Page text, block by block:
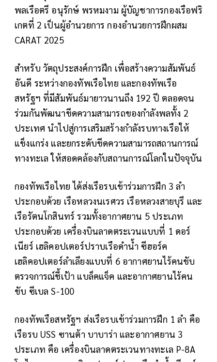
พลเรือตรี อนุรักษ์ พรหมงาม ผู้บัญชาการกองเรือฟริ
เกตที่ 2 เป็นผู้อำนวยการ กองอำนวยการฝึกผสม
CARAT 2025
สำหรับ วัตถุประสงค์การฝึก เพื่อสร้างความสัมพันธ์
อันดี ระหว่างกองทัพเรือไทย และกองทัพเรือ
สหรัฐฯ ที่มีสัมพันธ์มายาวนานถึง 192 ปี ตลอดจน
ร่วมกันพัฒนาขีดความสามารถของกำลังพลทั้ง 2
ประเทศ นำไปสู่การเสริมสร้างกำลังรบทางเรือให้
แข็งแกร่ง และยกระดับขีดความสามารถสถานการณ์
ทางทะเล ให้สอดคล้องกับสถานการณ์โลกในปัจจุบัน
กองทัพเรือไทย ได้ส่งเรือรบเข้าร่วมการฝึก 3 ลำ
ประกอบด้วย เรือหลวงนเรศวร เรือหลวงสายบุรี และ
เรือรัตนโกสินทร์ รวมทั้งอากาศยาน 5 ประเภท
ประกอบด้วย เครื่องบินลาดตระเวนแบบที่ 1 ดอร์
เนียร์ เฮลิคอปเตอร์ปราบเรือดำน้ำ ซีฮอร์ค
เฮลิคอปเตอร์ลำเลียงแบบที่ 6 อากาศยานไร้คนขับ
ตรวจการณ์ชี้เป้า แบล็คแจ็ค และอากาศยานไร้คน
ขับ ซีเบล S-100
กองทัพเรือสหรัฐฯ ส่งเรือรบเข้าร่วมการฝึก 1 ลำ คือ
เรือรบ USS ซานต้า บาบาร่า และอากาศยาน 3
ประเภท คือ เครื่องบินลาดตระเวนทางทะเล P-8A